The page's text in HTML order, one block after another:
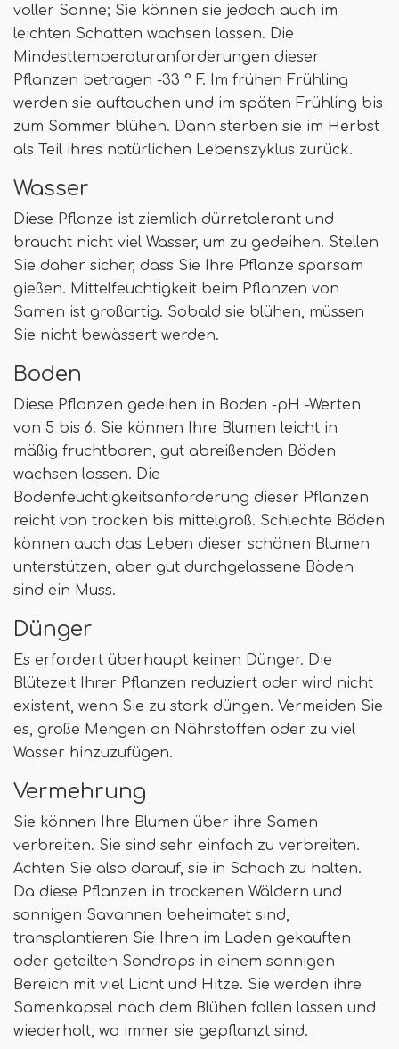
voller Sonne; Sie können sie jedoch auch im
leichten Schatten wachsen lassen. Die
Mindesttemperaturanforderungen dieser
Pflanzen betragen -33 ° F. Im frühen Frühling
werden sie auftauchen und im späten Frühling bis
zum Sommer blühen. Dann sterben sie im Herbst
als Teil ihres natürlichen Lebenszyklus zurück.
Wasser
Diese Pflanze ist ziemlich dürretolerant und
braucht nicht viel Wasser, um zu gedeihen. Stellen
Sie daher sicher, dass Sie Ihre Pflanze sparsam
gießen. Mittelfeuchtigkeit beim Pflanzen von
Samen ist großartig. Sobald sie blühen, müssen
Sie nicht bewässert werden.
Boden
Diese Pflanzen gedeihen in Boden -pH -Werten
von 5 bis 6. Sie können Ihre Blumen leicht in
mäßig fruchtbaren, gut abreißenden Böden
wachsen lassen. Die
Bodenfeuchtigkeitsanforderung dieser Pflanzen
reicht von trocken bis mittelgroß. Schlechte Böden
können auch das Leben dieser schönen Blumen
unterstützen, aber gut durchgelassene Böden
sind ein Muss.
Dünger
Es erfordert überhaupt keinen Dünger. Die
Blütezeit Ihrer Pflanzen reduziert oder wird nicht
existent, wenn Sie zu stark düngen. Vermeiden Sie
es, große Mengen an Nährstoffen oder zu viel
Wasser hinzuzufügen.
Vermehrung
Sie können Ihre Blumen über ihre Samen
verbreiten. Sie sind sehr einfach zu verbreiten.
Achten Sie also darauf, sie in Schach zu halten.
Da diese Pflanzen in trockenen Wäldern und
sonnigen Savannen beheimatet sind,
transplantieren Sie Ihren im Laden gekauften
oder geteilten Sondrops in einem sonnigen
Bereich mit viel Licht und Hitze. Sie werden ihre
Samenkapsel nach dem Blühen fallen lassen und
wiederholt, wo immer sie gepflanzt sind.